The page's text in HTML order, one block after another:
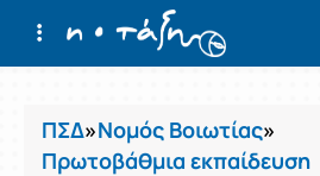
Μαθήματα
ΠΣΔ»Νομός Βοιωτίας»
Πρωτοβάθμια εκπαίδευση